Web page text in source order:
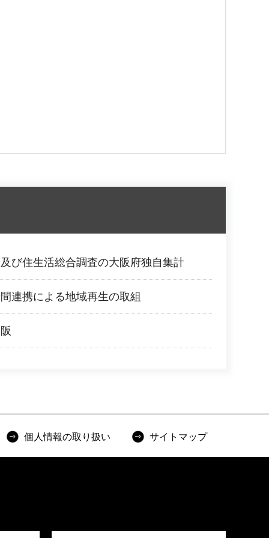
び住生活総合調査の大阪府独自集計
連携による地域再生の取組
個人情報の取り扱い サイトマップ